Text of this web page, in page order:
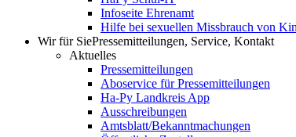
Infoseite Ehrenamt
Hilfe bei sexuellen Missbrauch von
Wir für SiePressemitteilungen, Service, Kontakt
Aktuelles
Pressemitteilungen
Aboservice für Pressemitteilungen
Ha-Py Landkreis App
Ausschreibungen
Amtsblatt/Bekanntmachungen